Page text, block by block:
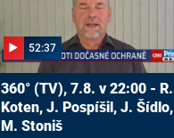
52:37
360° (TV), 7.8. v 22:00 - R.
Koten, J. Pospíšil, J. Šídlo,
M. Stoniš